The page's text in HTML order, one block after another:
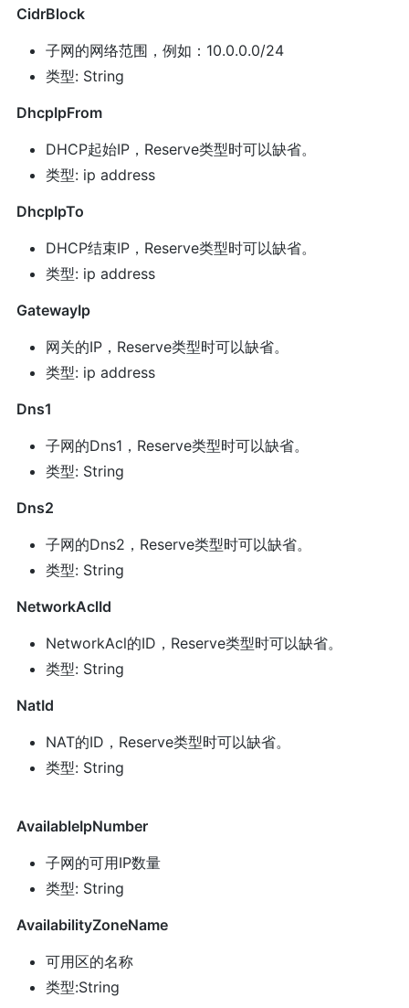
CidrBlock
子网的网络范围，例如：10.0.0.0/24
类型: String
DhcpIpFrom
DHCP起始IP，Reserve类型时可以缺省。
类型: ip address
DhcpIpTo
DHCP结束IP，Reserve类型时可以缺省。
类型: ip address
GatewayIp
网关的IP，Reserve类型时可以缺省。
类型: ip address
Dns1
子网的Dns1，Reserve类型时可以缺省。
类型: String
Dns2
子网的Dns2，Reserve类型时可以缺省。
类型: String
NetworkAclId
NetworkAcl的ID，Reserve类型时可以缺省。
类型: String
NatId
NAT的ID，Reserve类型时可以缺省。
类型: String
AvailableIpNumber
子网的可用IP数量
类型: String
AvailabilityZoneName
可用区的名称
类型:String